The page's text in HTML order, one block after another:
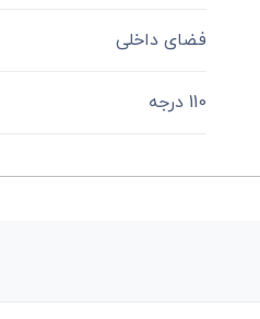
فضای داخلی
110 درجه